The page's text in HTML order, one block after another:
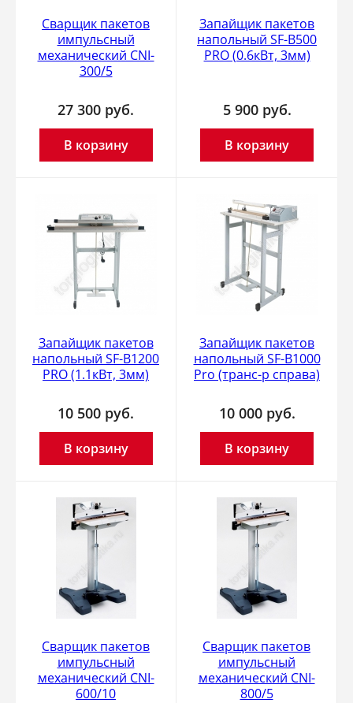
Cварщик пакетов
импульсный
механический CNI-
300/5
27 300 руб.
В корзину
Запайщик пакетов
напольный SF-B500
PRO (0.6кВт, 3мм)
5 900 руб.
В корзину
Запайщик пакетов
напольный SF-B1200
PRO (1.1кВт, 3мм)
10 500 руб.
В корзину
Запайщик пакетов
напольный SF-B1000
Pro (транс-р справа)
10 000 руб.
В корзину
Cварщик пакетов
импульсный
механический CNI-
600/10
Cварщик пакетов
импульсный
механический CNI-
800/5